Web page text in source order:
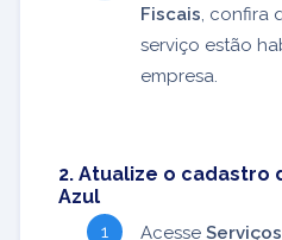
Fiscais , confira
serviço estão
empresa.
2. Atualize o cadastro
Azul
Acesse